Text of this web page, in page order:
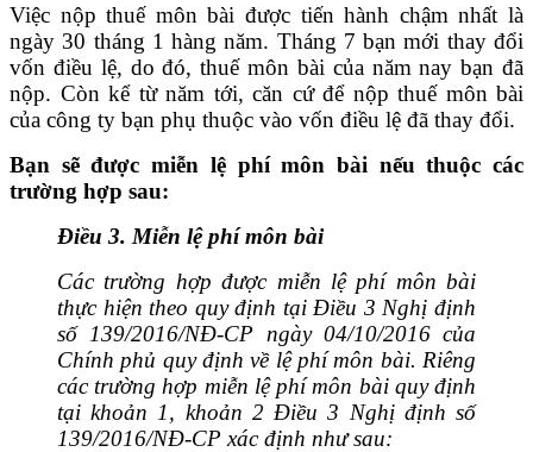
Việc nộp thuế môn bài được tiến hành chậm nhất là
ngày 30 tháng 1 hàng năm. Tháng 7 bạn mới thay đổi
vốn điều lệ, do đó, thuế môn bài của năm nay bạn đã
nộp. Còn kể từ năm tới, căn cứ để nộp thuế môn bài
của công ty bạn phụ thuộc vào vốn điều lệ đã thay đổi.
Bạn sẽ được miễn lệ phí môn bài nếu thuộc các
trường hợp sau:
Điều 3. Miễn lệ phí môn bài
Các trường hợp được miễn lệ phí môn bài
thực hiện theo quy định tại Điều 3 Nghị định
số 139/2016/NĐ-CP ngày 04/10/2016 của
Chính phủ quy định về lệ phí môn bài. Riêng
các trường hợp miễn lệ phí môn bài quy định
tại khoản 1, khoản 2 Điều 3 Nghị định số
139/2016/NĐ-CP xác định như sau: